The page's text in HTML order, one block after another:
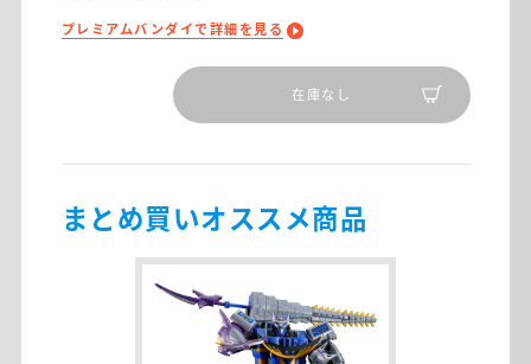
プレミアムバンダイで詳細を見る
在庫なし
まとめ買いオススメ商品